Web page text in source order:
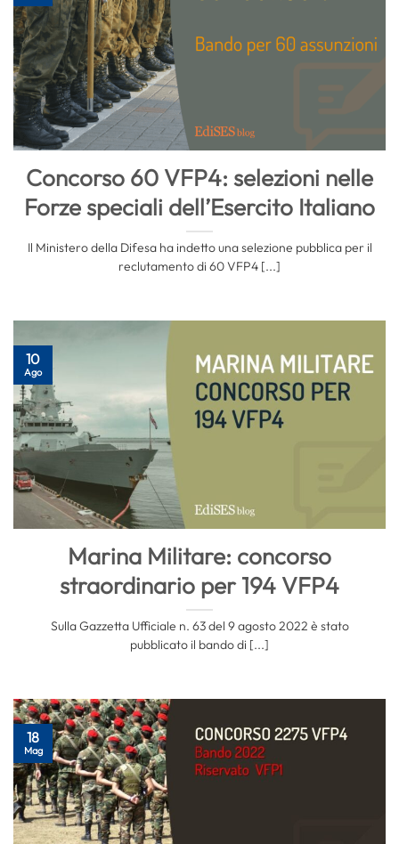
Concorso 60 VFP4: selezioni nelle
Forze speciali dell’Esercito Italiano
Il Ministero della Difesa ha indetto una selezione pubblica per il
reclutamento di 60 VFP4 [...]
Marina Militare: concorso
straordinario per 194 VFP4
Sulla Gazzetta Ufficiale n. 63 del 9 agosto 2022 è stato
pubblicato il bando di [...]
10
Ago
18
Mag